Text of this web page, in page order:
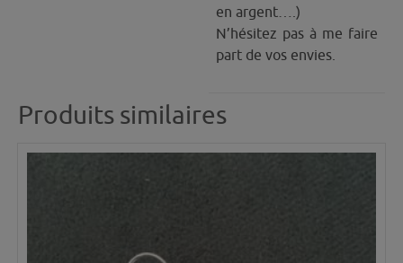
en argent….)
N’hésitez pas à me faire
part de vos envies.
Produits similaires